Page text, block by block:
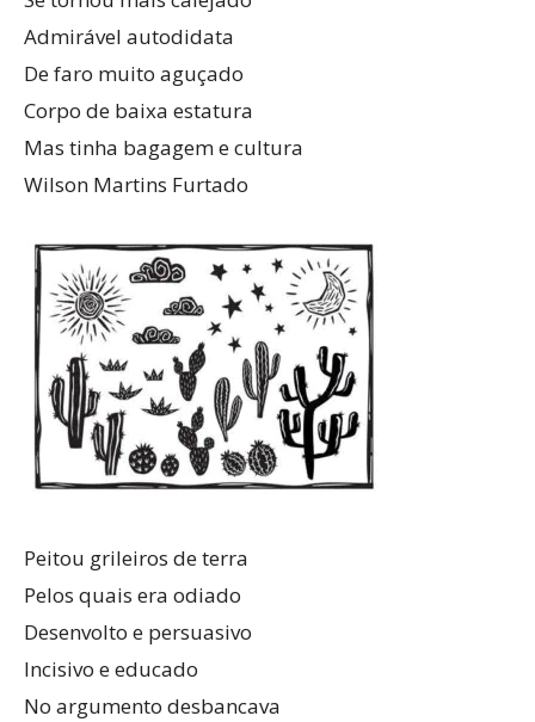
Admirável autodidata
De faro muito aguçado
Corpo de baixa estatura
Mas tinha bagagem e cultura
Wilson Martins Furtado
Peitou grileiros de terra
Pelos quais era odiado
Desenvolto e persuasivo
Incisivo e educado
No argumento desbancava